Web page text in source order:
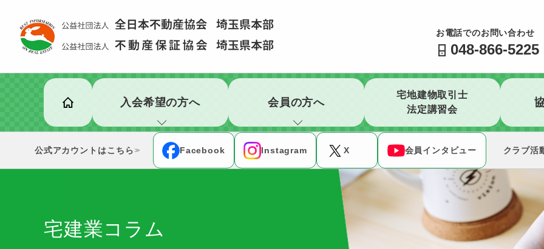
公益社団法人 全日本不動産協会 不動産保証協会 埼玉県
お電話でのお問い合わせ
048-866-5225
入会希望の方へ 会員の方へ
宅地建物取引士
法定講習会
公式アカウント ≫ Facebook Instagram X 会員インタビュー クラブ活
宅建業コラム